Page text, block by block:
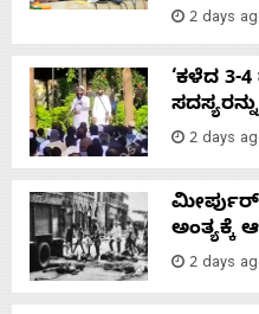
2 days
‘ಕಳೆದ 3-
2 days
ಮೀರ್ಪುರ್
ಅಂತ್ಯಕ್ಕೆ
2 days